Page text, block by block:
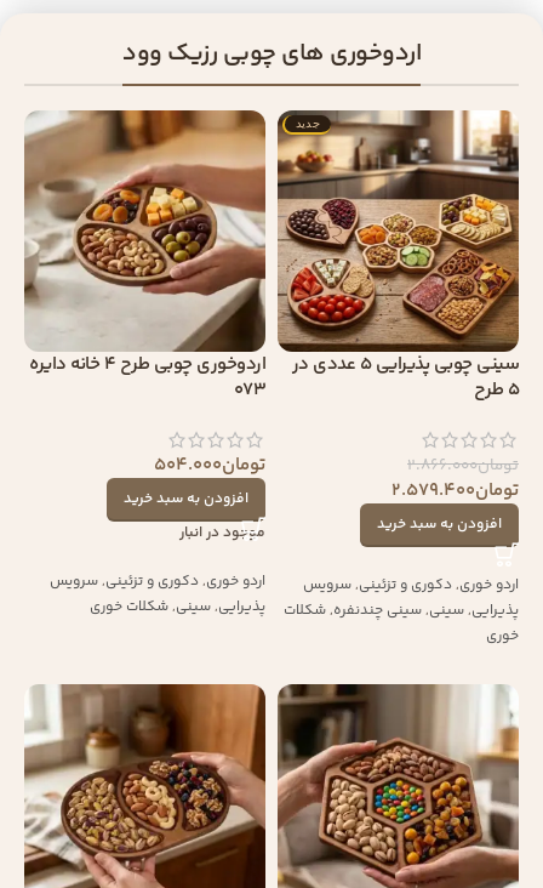
اردوخوری های چوبی رزیک وود
جدید
سینی چوبی پذیرایی 5 عددی در
5 طرح
تومان2.866.000
تومان2.579.400
افزودن به سبد خرید
اردو خوری,دکوری و تزئینی,سرویس
پذیرایی,سینی,سینی چندنفره,شکلات
خوری
اردوخوری چوبی طرح 4 خانه دایره
073
تومان504.000
افزودن به سبد خرید
موجود در انبار
اردو خوری,دکوری و تزئینی,سرویس
پذیرایی,سینی,شکلات خوری